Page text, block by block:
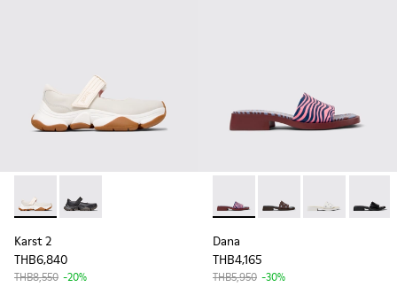
Karst 2 - K201846-002 - รองเท้าผ้าใบหนังสีขาวสําหรับผู้หญิง
Karst 2 - K201846-001
Karst 2
THB6,840
THB8,550 -20%
Dana - K201740-015 - รอง
Dana - K201740-
Dana -Dana
Dana
THB4,165
THB5,950 -30%